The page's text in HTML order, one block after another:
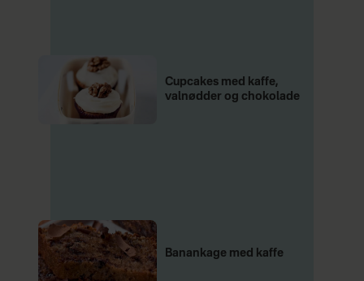
Cupcakes med kaffe,
valnødder og chokolade
Banankage med kaffe